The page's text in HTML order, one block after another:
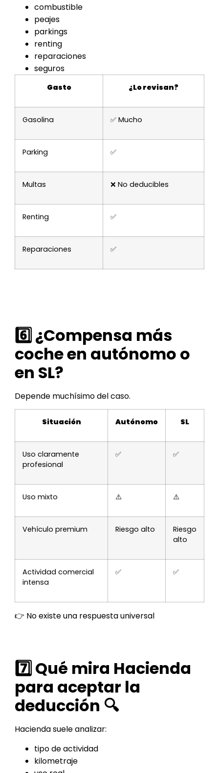
combustible
peajes
parkings
renting
reparaciones
seguros
Gasto ¿Lo revisan?
Gasolina ✅ Mucho
Parking ✅
Multas ❌ No deducibles
Renting ✅
Reparaciones ✅
6️⃣ ¿Compensa más
coche en autónomo o
en SL?
Depende muchísimo del caso.
Situación Autónomo SL
Uso claramente
profesional
✅ ✅
Uso mixto ⚠️ ⚠️
Vehículo premium Riesgo alto
Riesgo
alto
Actividad comercial
intensa
✅ ✅
👉 No existe una respuesta universal
7️⃣ Qué mira Hacienda
para aceptar la
deducción 🔍
Hacienda suele analizar:
tipo de actividad
kilometraje